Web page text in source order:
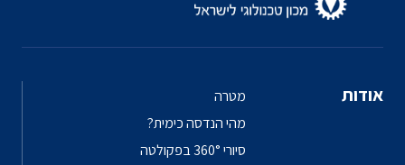
אודות
מטרה
מהי הנדסה כימית?
סיורי 360° בפקולטה